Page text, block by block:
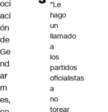
oci
aci
ón
de
Ge
nd
ar
m
es,
"Le
hago
un
llamado
a
los
partidos
oficialistas
a
no
torear